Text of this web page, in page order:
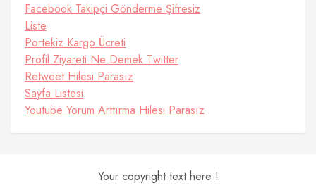
Facebook Takipçi Gönderme Şifresiz
Liste
Portekiz Kargo Ücreti
Profil Ziyareti Ne Demek Twitter
Retweet Hilesi Parasız
Sayfa Listesi
Youtube Yorum Arttırma Hilesi Parasız
Your copyright text here !